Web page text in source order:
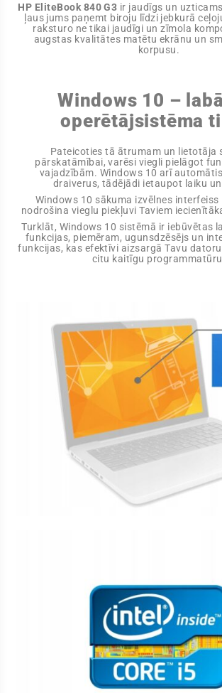
HP EliteBook 840 G3 ir jaudīgs un
ļaus jums paņemt biroju līdzi jebkurā
raksturo ne tikai jaudīgi un zīmola
augstas kvalitātes matētu ekrānu un
korpusu.
Windows 10 –
operētājsistēma
Pateicoties tā ātrumam un lietotāja
pārskatāmībai, varēsi viegli pielāgot
vajadzībām. Windows 10 arī
draiverus, tādējādi ietaupot laiku
Windows 10 sākuma izvēlnes
nodrošina vieglu piekļuvi Taviem
Turklāt, Windows 10 sistēmā ir iebūvētas
funkcijas, piemēram, ugunsdzēsējs un
funkcijas, kas efektīvi aizsargā Tavu
citu kaitīgu